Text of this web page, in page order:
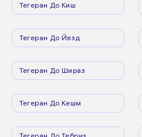
Тегеран До Киш
Тегеран До Йезд
Тегеран До Шираз
Тегеран До Кешм